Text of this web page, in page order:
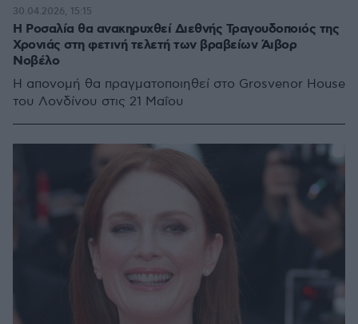
Η Ροσαλία θα ανακηρυχθεί Διεθνής Τραγουδοποιός της
Χρονιάς στη φετινή τελετή των βραβείων Άιβορ
Νοβέλο
Η απονομή θα πραγματοποιηθεί στο Grosvenor House
του Λονδίνου στις 21 Μαΐου
30.04.2026, 15:15